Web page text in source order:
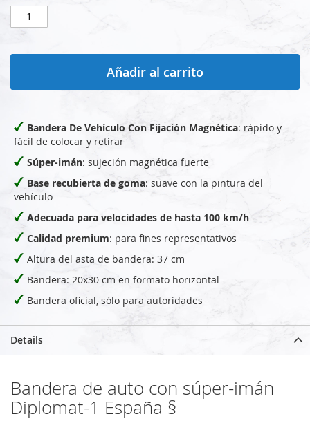
Añadir al carrito
Bandera De Vehículo Con Fijación Magnética: rápido y
fácil de colocar y retirar
Súper-imán: sujeción magnética fuerte
Base recubierta de goma: suave con la pintura del
vehículo
Adecuada para velocidades de hasta 100 km/h
Calidad premium: para fines representativos
Altura del asta de bandera: 37 cm
Bandera: 20x30 cm en formato horizontal
Bandera oficial, sólo para autoridades
Details
Bandera de auto con súper-imán
Diplomat-1 España §